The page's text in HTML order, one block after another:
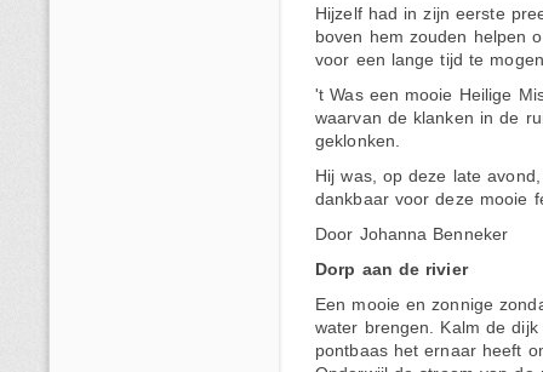
Hijzelf had in zijn eerste
boven hem zouden helpen
voor een lange tijd te
't Was een mooie Heilige
waarvan de klanken in de
geklonken.
Hij was, op deze late
dankbaar voor deze mooie
Door Johanna Benneker
Dorp aan de rivier
Een mooie en zonnige
water brengen. Kalm de
pontbaas het ernaar heeft